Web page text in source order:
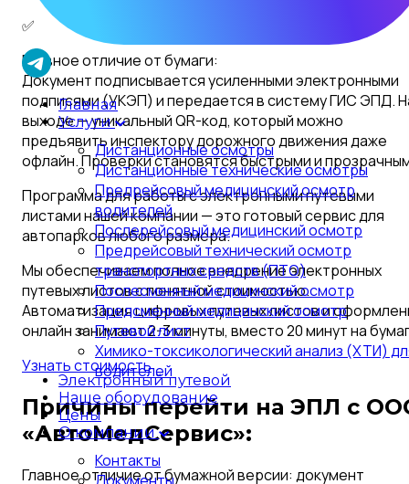
Главная
Услуги
Дистанционные осмотры
Дистанционные технические осмотры
Предрейсовый медицинский осмотр
водителей
Послерейсовый медицинский осмотр
Предрейсовый технический осмотр
транспортных средств (ПТО)
Послесменный медицинский осмотр
Предсменный медицинский осмотр
Путевой лист
Химико-токсикологический анализ (ХТИ)
водителей
Электронный путевой
Наше оборудование
Цены
О компании
Контакты
✅
Главное отличие от бумаги:
Документ подписывается усиленными электронными
подписями (УКЭП) и передается в систему ГИС ЭПД.
выходе — уникальный QR-код, который можно
предъявить инспектору дорожного движения даже
офлайн. Проверки становятся быстрыми и
Программа для работы с электронными путевыми
листами нашей компании — это готовый сервис для
автопарков любого размера.
Мы обеспечиваем полное внедрение электронных
путевых листов с понятной стоимостью.
Автоматизация цифровых путевых листов и
онлайн занимают 2-3 минуты, вместо 20 минут на
Узнать стоимость
Причины перейти на ЭПЛ с
«АвтоМедСервис»:
Главное отличие от бумажной версии: документ